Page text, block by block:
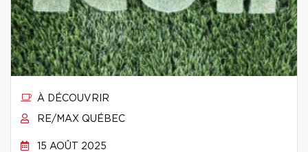
À DÉCOUVRIR
RE/MAX QUÉBEC
15 AOÛT 2025